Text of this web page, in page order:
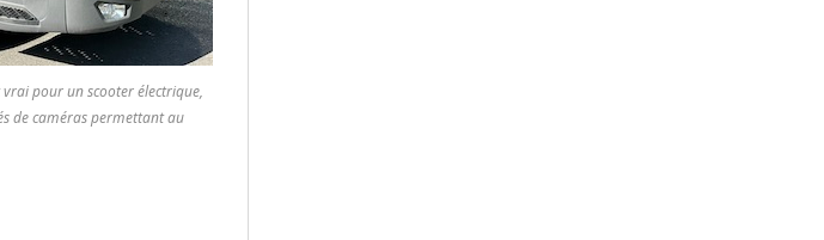
vrai pour un scooter électrique,
de caméras permettant au